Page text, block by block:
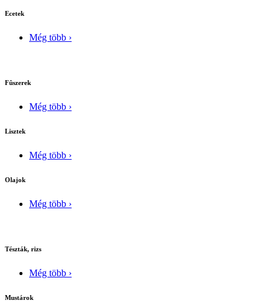
Ecetek
Még több ›
Fûszerek
Még több ›
Lisztek
Még több ›
Olajok
Még több ›
Tészták, rizs
Még több ›
Mustárok